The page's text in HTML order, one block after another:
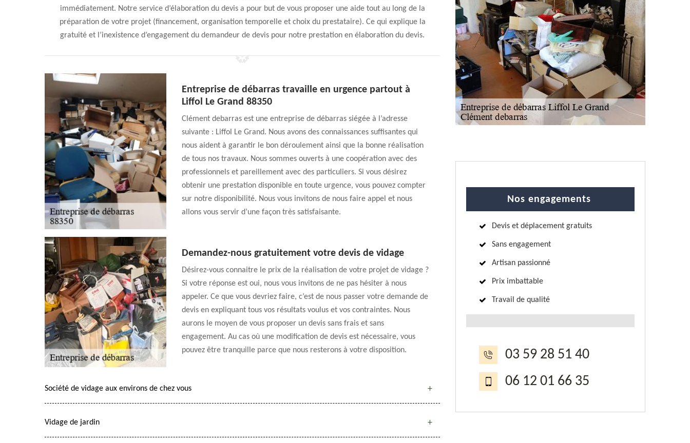
immédiatement. Notre service d’élaboration du devis a pour but de vous proposer une aide tout au long de la
préparation de votre projet (financement, organisation temporelle et choix du prestataire). Ce qui explique la
gratuité et l’inexistence d’engagement du demandeur de devis pour notre prestation en élaboration du devis.
Entreprise de débarras travaille en urgence partout à
Liffol Le Grand 88350
Clément debarras est une entreprise de débarras siégée à l’adresse
suivante : Liffol Le Grand. Nous avons des connaissances suffisantes qui
nous aident à garantir le bon déroulement ainsi que la bonne réalisation
de tous nos travaux. Nous sommes ouverts à une coopération avec des
professionnels et pareillement avec des particuliers. Si vous désirez
obtenir une prestation disponible en toute urgence, vous pouvez compter
sur notre disponibilité. Nous vous invitons de nous faire appel et nous
allons vous servir d’une façon très satisfaisante.
Demandez-nous gratuitement votre devis de vidage
Désirez-vous connaitre le prix de la réalisation de votre projet de vidage ?
Si votre réponse est oui, nous vous invitons de ne pas hésiter à nous
appeler. Ce que vous devriez faire, c’est de nous passer votre demande de
devis en expliquant tous vos résultats voulus et vos contraintes. Nous
aurons le moyen de vous proposer un devis sans frais et sans
engagement. Au cas où une modification de devis est nécessaire, vous
pouvez être tranquille parce que nous resterons à votre disposition.
Société de vidage aux environs de chez vous
Vidage de jardin
Nos engagements
Devis et déplacement gratuits
Sans engagement
Artisan passionné
Prix imbattable
Travail de qualité
03 59 28 51 40
06 12 01 66 35